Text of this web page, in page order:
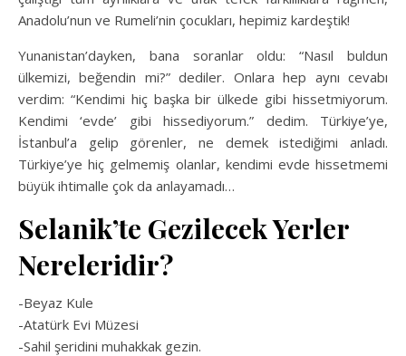
Anadolu’nun ve Rumeli’nin çocukları, hepimiz kardeştik!
Yunanistan’dayken, bana soranlar oldu: “Nasıl buldun
ülkemizi, beğendin mi?” dediler. Onlara hep aynı cevabı
verdim: “Kendimi hiç başka bir ülkede gibi hissetmiyorum.
Kendimi ‘evde’ gibi hissediyorum.” dedim. Türkiye’ye,
İstanbul’a gelip görenler, ne demek istediğimi anladı.
Türkiye’ye hiç gelmemiş olanlar, kendimi evde hissetmemi
büyük ihtimalle çok da anlayamadı…
Selanik’te Gezilecek Yerler
Nereleridir?
-Beyaz Kule
-Atatürk Evi Müzesi
-Sahil şeridini muhakkak gezin.